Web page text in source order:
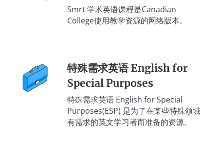
Smrt 学术英语课程是Canadian
College使用教学资源的网络版本。
特殊需求英语 English for
Special Purposes
特殊需求英语 English for Special
Purposes(ESP) 是为了在某些特殊领域
有需求的英文学习者而准备的资源。